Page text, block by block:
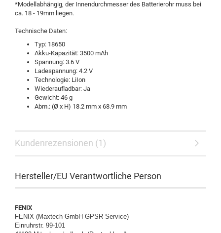
*Modellabhängig, der Innendurchmesser des Batterierohr muss bei
ca. 18 - 19mm liegen.
Technische Daten:
Typ: 18650
Akku-Kapazität: 3500 mAh
Spannung: 3.6 V
Ladespannung: 4.2 V
Technologie: LiIon
Wiederaufladbar: Ja
Gewicht: 46 g
Abm.: (Ø x H) 18.2 mm x 68.9 mm
Kundenrezensionen (1)
Hersteller/EU Verantwortliche Person
FENIX
FENIX (Maxtech GmbH GPSR Service)
Einruhrstr. 99-101